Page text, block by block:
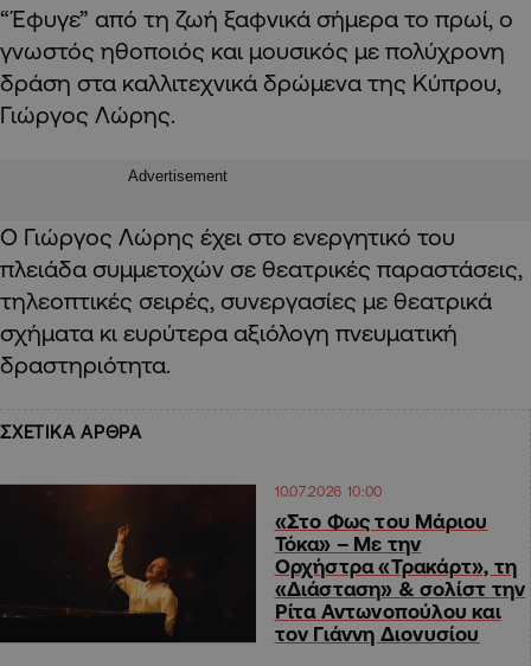
“Έφυγε” από τη ζωή ξαφνικά σήμερα το πρωί, ο
γνωστός ηθοποιός και μουσικός με πολύχρονη
δράση στα καλλιτεχνικά δρώμενα της Κύπρου,
Γιώργος Λώρης.
Advertisement
Ο Γιώργος Λώρης έχει στο ενεργητικό του
πλειάδα συμμετοχών σε θεατρικές παραστάσεις,
τηλεοπτικές σειρές, συνεργασίες με θεατρικά
σχήματα κι ευρύτερα αξιόλογη πνευματική
δραστηριότητα.
ΣΧΕΤΙΚΑ ΑΡΘΡΑ
10.07.2026 10:00
«Στο Φως του Μάριου
Τόκα» – Mε την
Ορχήστρα «Τρακάρτ», τη
«Διάσταση» & σολίστ την
Ρίτα Αντωνοπούλου και
τον Γιάννη Διονυσίου